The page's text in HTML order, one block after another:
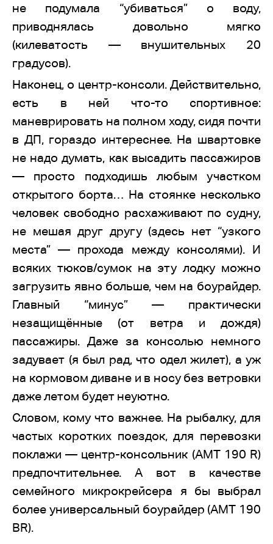
не подумала “убиваться” о воду,
приводнялась довольно мягко
(килеватость — внушительных 20
градусов).
Наконец, о центр-консоли. Действительно,
есть в ней что-то спортивное:
маневрировать на полном ходу, сидя почти
в ДП, гораздо интереснее. На швартовке
не надо думать, как высадить пассажиров
— просто подходишь любым участком
открытого борта… На стоянке несколько
человек свободно расхаживают по судну,
не мешая друг другу (здесь нет “узкого
места” — прохода между консолями). И
всяких тюков/сумок на эту лодку можно
загрузить явно больше, чем на боурайдер.
Главный “минус” — практически
незащищённые (от ветра и дождя)
пассажиры. Даже за консолью немного
задувает (я был рад, что одел жилет), а уж
на кормовом диване и в носу без ветровки
даже летом будет неуютно.
Словом, кому что важнее. На рыбалку, для
частых коротких поездок, для перевозки
поклажи — центр-консольник (AMT 190 R)
предпочтительнее. А вот в качестве
семейного микрокрейсера я бы выбрал
более универсальный боурайдер (AMT 190
BR).